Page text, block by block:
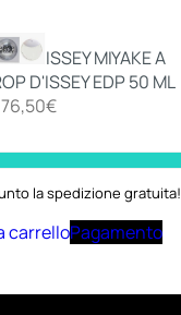
ISSEY MIYAKE A
D'ISSEY EDP 50 ML
76,50€
la spedizione gratuita!
carrelloPagamento